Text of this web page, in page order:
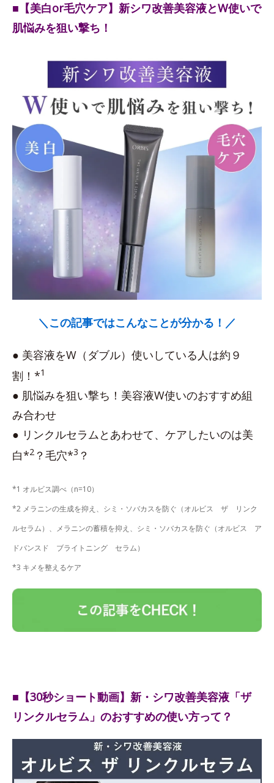
■【美白or毛穴ケア】新シワ改善美容液とW使いで
肌悩みを狙い撃ち！
＼この記事ではこんなことが分かる！／
● 美容液をW（ダブル）使いしている人は約９
割！*1
● 肌悩みを狙い撃ち！美容液W使いのおすすめ組
み合わせ
● リンクルセラムとあわせて、ケアしたいのは美
白*2 ？毛穴*3 ？
*1 オルビス調べ（n=10）
*2 メラニンの生成を抑え、シミ・ソバカスを防ぐ（オルビス ザ リンク
ルセラム）、メラニンの蓄積を抑え、シミ・ソバカスを防ぐ（オルビス ア
ドバンスド ブライトニング セラム）
*3 キメを整えるケア
■【30秒ショート動画】新・シワ改善美容液「ザ
リンクルセラム」のおすすめの使い方って？